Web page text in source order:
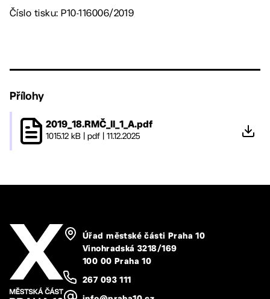
Číslo tisku: P10-116006/2019
Přílohy
2019_18.RMČ_II_1_A.pdf
1015.12 kB pdf 11.12.2025
Úřad městské části Praha 10
Vinohradská 3218/169
100 00 Praha 10
267 093 111